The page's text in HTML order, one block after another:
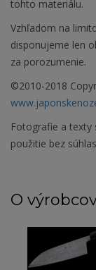
tohto materiálu.
Vzhľadom na
disponujeme len
za porozumenie.
©2010-2018
Fotografie a texty
použitie bez
O